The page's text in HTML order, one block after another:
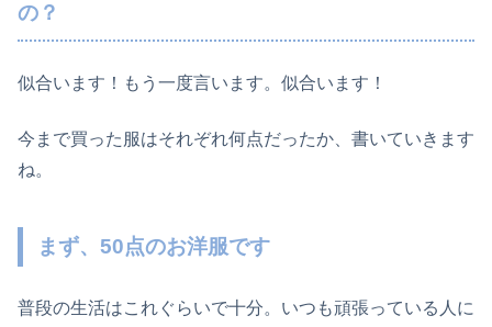
の？
似合います！もう一度言います。似合います！
今まで買った服はそれぞれ何点だったか、書いていきます
ね。
まず、50点のお洋服です
普段の生活はこれぐらいで十分。いつも頑張っている人に